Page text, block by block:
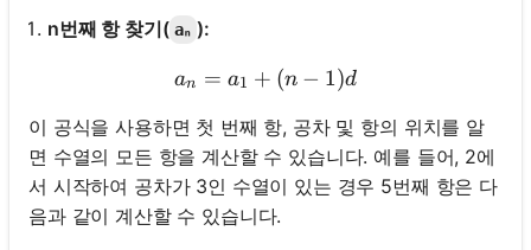
n번째 항 찾기( aₙ ):
aₙ = a₁ + (n - 1)d
an = a1 + (n − 1)d
이 공식을 사용하면 첫 번째 항, 공차 및 항의 위치를 알
면 수열의 모든 항을 계산할 수 있습니다. 예를 들어, 2에
서 시작하여 공차가 3인 수열이 있는 경우 5번째 항은 다
음과 같이 계산할 수 있습니다.